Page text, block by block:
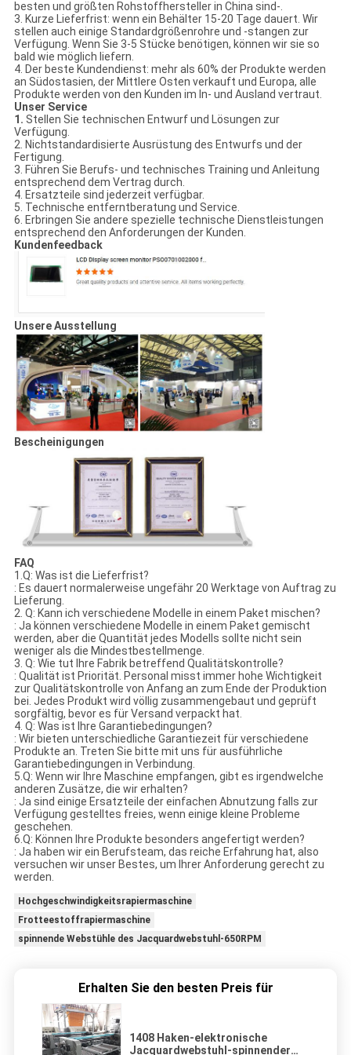
besten und größten Rohstoffhersteller in China sind-.
3. Kurze Lieferfrist: wenn ein Behälter 15-20 Tage dauert. Wir
stellen auch einige Standardgrößenrohre und -stangen zur
Verfügung. Wenn Sie 3-5 Stücke benötigen, können wir sie so
bald wie möglich liefern.
4. Der beste Kundendienst: mehr als 60% der Produkte werden
an Südostasien, der Mittlere Osten verkauft und Europa, alle
Produkte werden von den Kunden im In- und Ausland vertraut.
Unser Service
1. Stellen Sie technischen Entwurf und Lösungen zur
Verfügung.
2. Nichtstandardisierte Ausrüstung des Entwurfs und der
Fertigung.
3. Führen Sie Berufs- und technisches Training und Anleitung
entsprechend dem Vertrag durch.
4. Ersatzteile sind jederzeit verfügbar.
5. Technische entferntberatung und Service.
6. Erbringen Sie andere spezielle technische Dienstleistungen
entsprechend den Anforderungen der Kunden.
Kundenfeedback
Unsere Ausstellung
Bescheinigungen
FAQ
1.Q: Was ist die Lieferfrist?
: Es dauert normalerweise ungefähr 20 Werktage von Auftrag zu
Lieferung.
2. Q: Kann ich verschiedene Modelle in einem Paket mischen?
: Ja können verschiedene Modelle in einem Paket gemischt
werden, aber die Quantität jedes Modells sollte nicht sein
weniger als die Mindestbestellmenge.
3. Q: Wie tut Ihre Fabrik betreffend Qualitätskontrolle?
: Qualität ist Priorität. Personal misst immer hohe Wichtigkeit
zur Qualitätskontrolle von Anfang an zum Ende der Produktion
bei. Jedes Produkt wird völlig zusammengebaut und geprüft
sorgfältig, bevor es für Versand verpackt hat.
4. Q: Was ist Ihre Garantiebedingungen?
: Wir bieten unterschiedliche Garantiezeit für verschiedene
Produkte an. Treten Sie bitte mit uns für ausführliche
Garantiebedingungen in Verbindung.
5.Q: Wenn wir Ihre Maschine empfangen, gibt es irgendwelche
anderen Zusätze, die wir erhalten?
: Ja sind einige Ersatzteile der einfachen Abnutzung falls zur
Verfügung gestelltes freies, wenn einige kleine Probleme
geschehen.
6.Q: Können Ihre Produkte besonders angefertigt werden?
: Ja haben wir ein Berufsteam, das reiche Erfahrung hat, also
versuchen wir unser Bestes, um Ihrer Anforderung gerecht zu
werden.
Hochgeschwindigkeitsrapiermaschine
Frotteestoffrapiermaschine
spinnende Webstühle des Jacquardwebstuhl-650RPM
Erhalten Sie den besten Preis für
1408 Haken-elektronische
Jacquardwebstuhl-spinnender